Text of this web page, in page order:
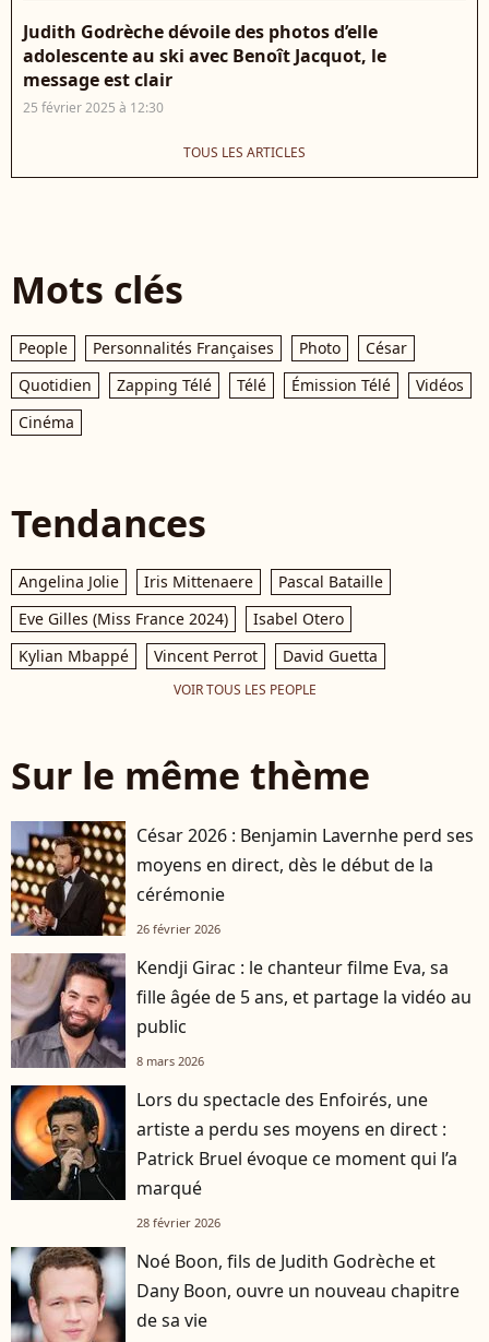
Judith Godrèche dévoile des photos d’elle
adolescente au ski avec Benoît Jacquot, le
message est clair
25 février 2025 à 12:30
TOUS LES ARTICLES
Mots clés
People Personnalités Françaises Photo
César
Quotidien
Zapping Télé Télé Émission Télé
Vidéos
Cinéma
Tendances
Angelina Jolie Iris Mittenaere
Pascal Bataille
Eve Gilles (Miss France 2024)
Isabel Otero
Kylian Mbappé
Vincent Perrot David Guetta
VOIR TOUS LES PEOPLE
Sur le même thème
César 2026 : Benjamin Lavernhe perd ses
moyens en direct, dès le début de la
cérémonie
26 février 2026
Kendji Girac : le chanteur filme Eva, sa
fille âgée de 5 ans, et partage la vidéo au
public
8 mars 2026
Lors du spectacle des Enfoirés, une
artiste a perdu ses moyens en direct :
Patrick Bruel évoque ce moment qui l’a
marqué
28 février 2026
Noé Boon, fils de Judith Godrèche et
Dany Boon, ouvre un nouveau chapitre
de sa vie